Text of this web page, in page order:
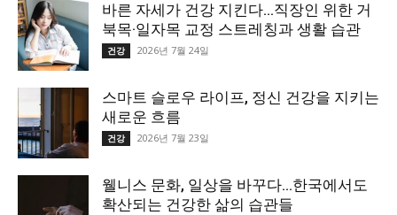
바른 자세가 건강 지킨다…직장인 위한 거
북목·일자목 교정 스트레칭과 생활 습관
건강 2026년 7월 24일
스마트 슬로우 라이프, 정신 건강을 지키는
새로운 흐름
건강 2026년 7월 23일
웰니스 문화, 일상을 바꾸다…한국에서도
확산되는 건강한 삶의 습관들